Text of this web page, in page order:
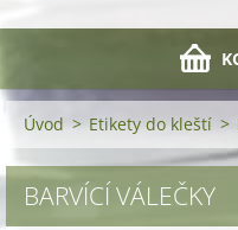
Úvod > Etikety do kleští >
BARVÍCÍ VÁLEČKY